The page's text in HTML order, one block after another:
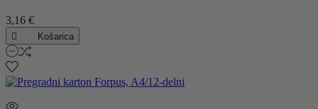
3,16 €
 Košarica